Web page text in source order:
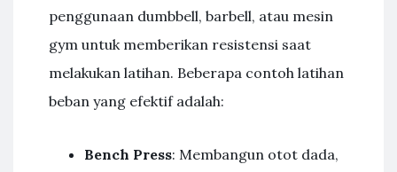
penggunaan dumbbell, barbell, atau mesin
gym untuk memberikan resistensi saat
melakukan latihan. Beberapa contoh latihan
beban yang efektif adalah:
Bench Press: Membangun otot dada,